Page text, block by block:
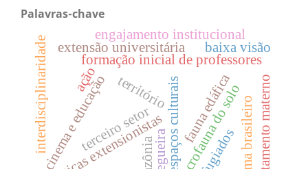
Palavras-chave
espaços culturais
formação inicial de professores
práticas extensionistasmacrofauna do solo
fauna edáfica
cinema e educação cinema brasileiro
extensão universitária
terceiro setor
engajamento institucional
interdisciplinaridade território aleitamento materno
refugiados
cegueira
baixa visão
ação